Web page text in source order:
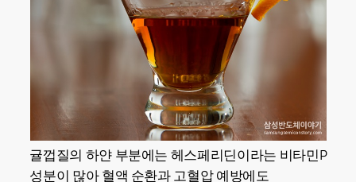
귤껍질의 하얀 부분에는 헤스페리딘이라는 비타민P
성분이 많아 혈액 순환과 고혈압 예방에도